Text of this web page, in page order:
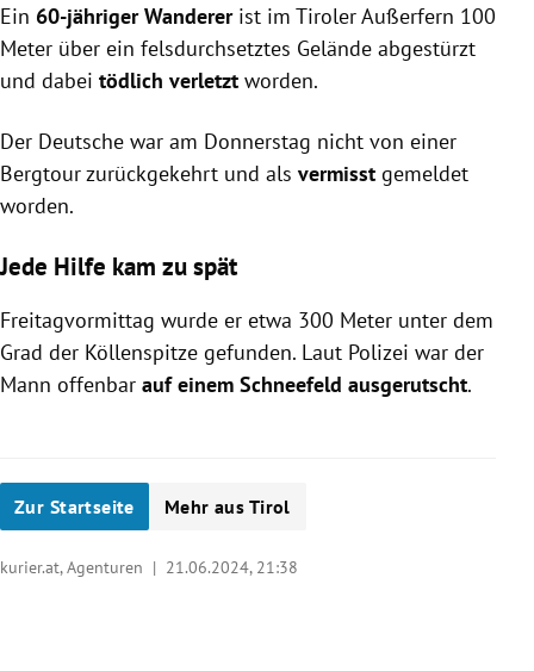
Untermenü
Ein 60-jähriger Wandererist im Tiroler Außerfern 100
Meter über ein felsdurchsetztes Gelände abgestürzt
und dabei tödlich verletzt worden.
Der Deutsche war am Donnerstag nicht von einer
Bergtour zurückgekehrt und als vermisst gemeldet
worden.
Jede Hilfe kam zu spät
Freitagvormittag wurde er etwa 300 Meter unter dem
Grad der Köllenspitze gefunden. Laut Polizei war der
Mann offenbar auf einem Schneefeld ausgerutscht.
Zur Startseite Mehr aus Tirol
kurier.at, Agenturen | 21.06.2024, 21:38